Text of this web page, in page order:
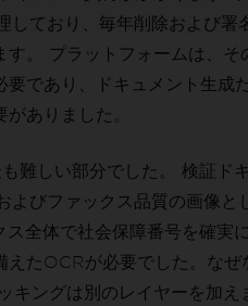
しており、毎年削除および署
。 プラットフォームは、
であり、ドキュメント生成
ありました。
難しい部分でした。 検証ド
よびファックス品質の画像
全体で社会保障番号を確実
たOCRが必要でした。なぜ
キングは別のレイヤーを加